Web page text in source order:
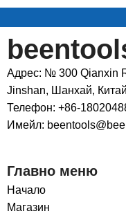
Адрес: № 300 Qianxin
Jinshan, Шанхай, Китай
Телефон: +86-
Имейл:
Главно меню
Начало
Магазин